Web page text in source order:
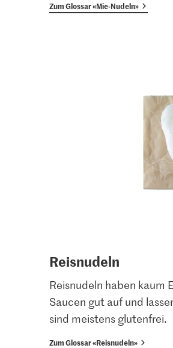
Zum Glossar «Mie-Nudeln»
Reisnudeln
Reisnudeln haben kaum
Saucen gut auf und
sind meistens glutenfrei.
Zum Glossar «Reisnudeln»